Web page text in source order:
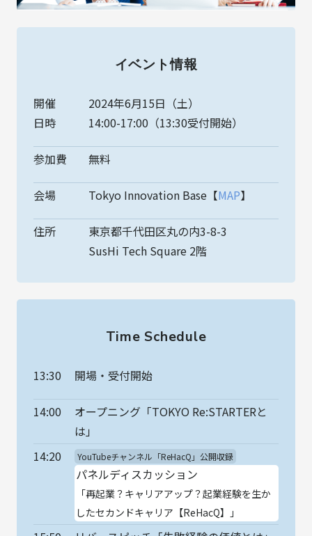
イベント情報
開催
日時
2024年6月15日（土）
14:00-17:00（13:30受付開始）
参加費 無料
会場 Tokyo Innovation Base【MAP】
住所
東京都千代田区丸の内3-8-3
SusHi Tech Square 2階
Time Schedule
13:30 開場・受付開始
14:00
オープニング「TOKYO Re:STARTERと
は」
14:20
YouTubeチャンネル「ReHacQ」公開収録
パネルディスカッション
「再起業？キャリアアップ？起業経験を生か
したセカンドキャリア【ReHacQ】」